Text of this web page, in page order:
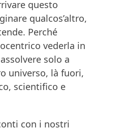
questo
qualcos’altro,
Perché
vederla in
solo a
universo, là fuori,
scientifico e
con i nostri